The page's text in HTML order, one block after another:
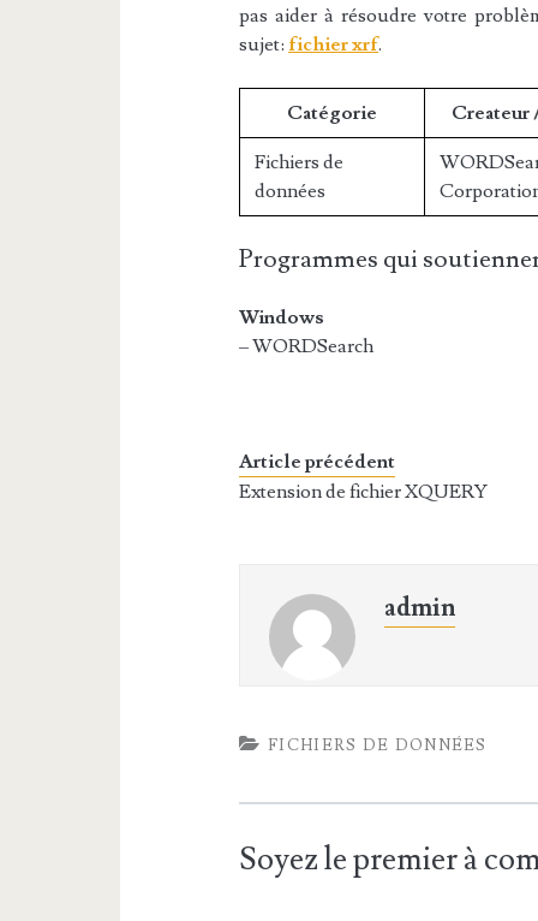
pas aider à résoudre votre
sujet: fichier xrf.
Catégorie Createur
Fichiers de
données
Programmes qui
Windows
– WORDSearch
Article précédent
Extension de fichier XQUERY
admin
FICHIERS DE DONNÉES
Soyez le premier à